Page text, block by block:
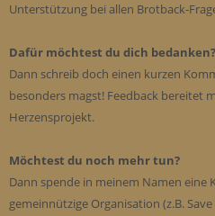
Unterstützung bei allen Brotback-
Dafür möchtest du dich bedanken?
Dann schreib doch einen kurzen
besonders magst! Feedback bereitet
Herzensprojekt.
Möchtest du noch mehr tun?
Dann spende in meinem Namen eine
gemeinnützige Organisation (z.B.